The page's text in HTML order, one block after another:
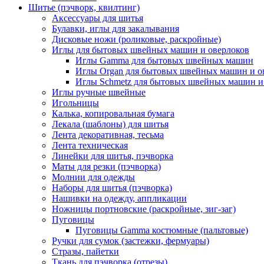
Шитье (пэчворк, квилтинг)
Аксессуары для шитья
Булавки, иглы для закалывания
Дисковые ножи (роликовые, раскройные)
Иглы для бытовых швейных машин и оверлоков
Иглы Gamma для бытовых швейных машин
Иглы Organ для бытовых швейных машин и
Иглы Schmetz для бытовых швейных машин и
Иглы ручные швейные
Игольницы
Калька, копировальная бумага
Лекала (шаблоны) для шитья
Лента декоративная, тесьма
Лента техническая
Линейки для шитья, пэчворка
Маты для резки (пэчворка)
Молнии для одежды
Наборы для шитья (пэчворка)
Нашивки на одежду, аппликации
Ножницы портновские (раскройные, зиг-заг)
Пуговицы
Пуговицы Gamma костюмные (пальтовые)
Ручки для сумок (застежки, фермуары)
Стразы, пайетки
Ткань для пэчворка (отрезы)